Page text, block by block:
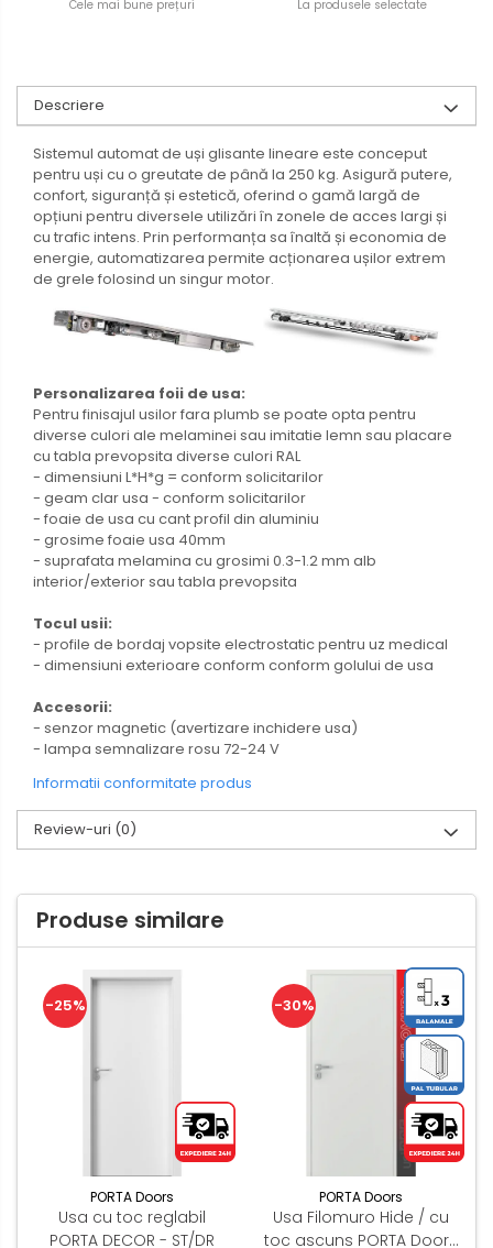
Cele mai bune prețuri La produsele selectate
Descriere
Sistemul automat de uși glisante lineare este conceput
pentru uși cu o greutate de până la 250 kg. Asigură putere,
confort, siguranță și estetică, oferind o gamă largă de
opțiuni pentru diversele utilizări în zonele de acces largi și
cu trafic intens. Prin performanța sa înaltă și economia de
energie, automatizarea permite acționarea ușilor extrem
de grele folosind un singur motor.
Personalizarea foii de usa:
Pentru finisajul usilor fara plumb se poate opta pentru
diverse culori ale melaminei sau imitatie lemn sau placare
cu tabla prevopsita diverse culori RAL
- dimensiuni L*H*g = conform solicitarilor
- geam clar usa - conform solicitarilor
- foaie de usa cu cant profil din aluminiu
- grosime foaie usa 40mm
- suprafata melamina cu grosimi 0.3-1.2 mm alb
interior/exterior sau tabla prevopsita
Tocul usii:
- profile de bordaj vopsite electrostatic pentru uz medical
- dimensiuni exterioare conform conform golului de usa
Accesorii:
- senzor magnetic (avertizare inchidere usa)
- lampa semnalizare rosu 72-24 V
Informatii conformitate produs
Review-uri (0)
Produse similare
-25%
PORTA Doors
Usa cu toc reglabil
PORTA DECOR - ST/DR
-30%
PORTA Doors
Usa Filomuro Hide / cu
toc ascuns PORTA Doors